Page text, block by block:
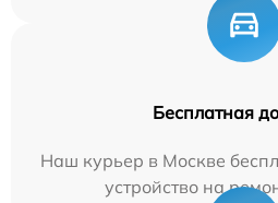
Бесплатная
Наш курьер в Москве
устройство на